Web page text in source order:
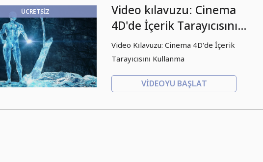
ÜCRETSIZ
Video kılavuzu: Cinema
4D'de İçerik Tarayıcısını
kullanma
Video Kılavuzu: Cinema 4D'de İçerik
Tarayıcısını Kullanma
VIDEOYU BAŞLAT